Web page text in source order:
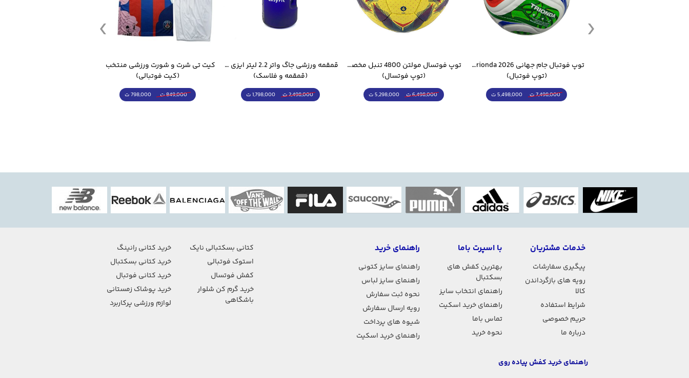
توپ فوتبال جام جهانی 2026 Trionda مشابه اورجینال
(توپ فوتبال)
7,498,000 ت 5,498,000 ت
توپ فوتسال مولتن 4800 تنبل مخصوص سالن
(توپ فوتسال)
6,498,000 ت 5,298,000 ت
قمقمه ورزشی جاگ واتر 2.2 لیتر ایزی فیت
(قمقمه و فلاسک)
2,498,000 ت 1,798,000 ت
(کیت فوتبالی)
849,000 ت 798,000 ت
خدمات مشتریان
پیگیری سفارشات
رویه های بازگرداندن
کالا
شرایط استفاده
حریم خصوصی
درباره ما
با اسپرت باما
بهترین کفش های
بسکتبال
راهنمای انتخاب سایز
راهنمای خرید اسکیت
تماس باما
نحوه خرید
راهنمای خرید
راهنمای سایز کتونی
راهنمای سایز لباس
نحوه ثبت سفارش
رویه ارسال سفارش
شیوه های پرداخت
راهنمای خرید اسکیت
کتانی بسکتبالی نایک
استوک فوتبالی
کفش فوتسال
خرید گرم کن شلوار
باشگاهی
خرید کتانی رانینگ
خرید کتانی بسکتبال
خرید کتانی فوتبال
خرید پوشاک زمستانی
لوازم ورزشی پرکاربرد
راهنمای خرید کفش پیاده روی